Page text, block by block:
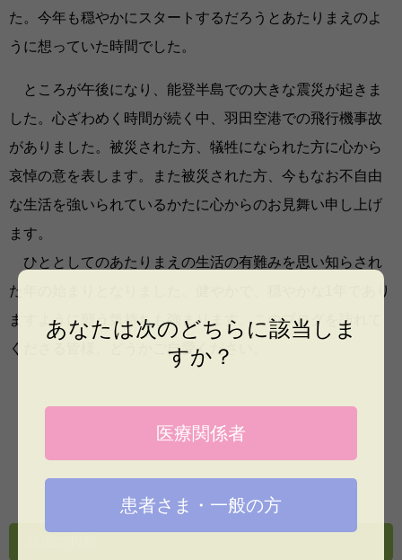
あなたは次のどちらに該当しま
すか？
医療関係者
患者さま・一般の方
た。今年も穏やかにスタートするだろうとあたりまえのよ
うに想っていた時間でした。
ところが午後になり、能登半島での大きな震災が起きま
した。心ざわめく時間が続く中、羽田空港での飛行機事故
がありました。被災された方、犠牲になられた方に心から
哀悼の意を表します。また被災された方、今もなお不自由
な生活を強いられているかたに心からのお見舞い申し上げ
ます。
ひととしてのあたりまえの生活の有難みを思い知らされ
た年の始まりとなりました。健やかで、穏やかな1年であり
ますように願う気持ちも強まります。このブログを訪れて
くださる皆様、どうかご自愛ください。
一覧へ戻る